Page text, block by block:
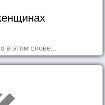
в этом слове...